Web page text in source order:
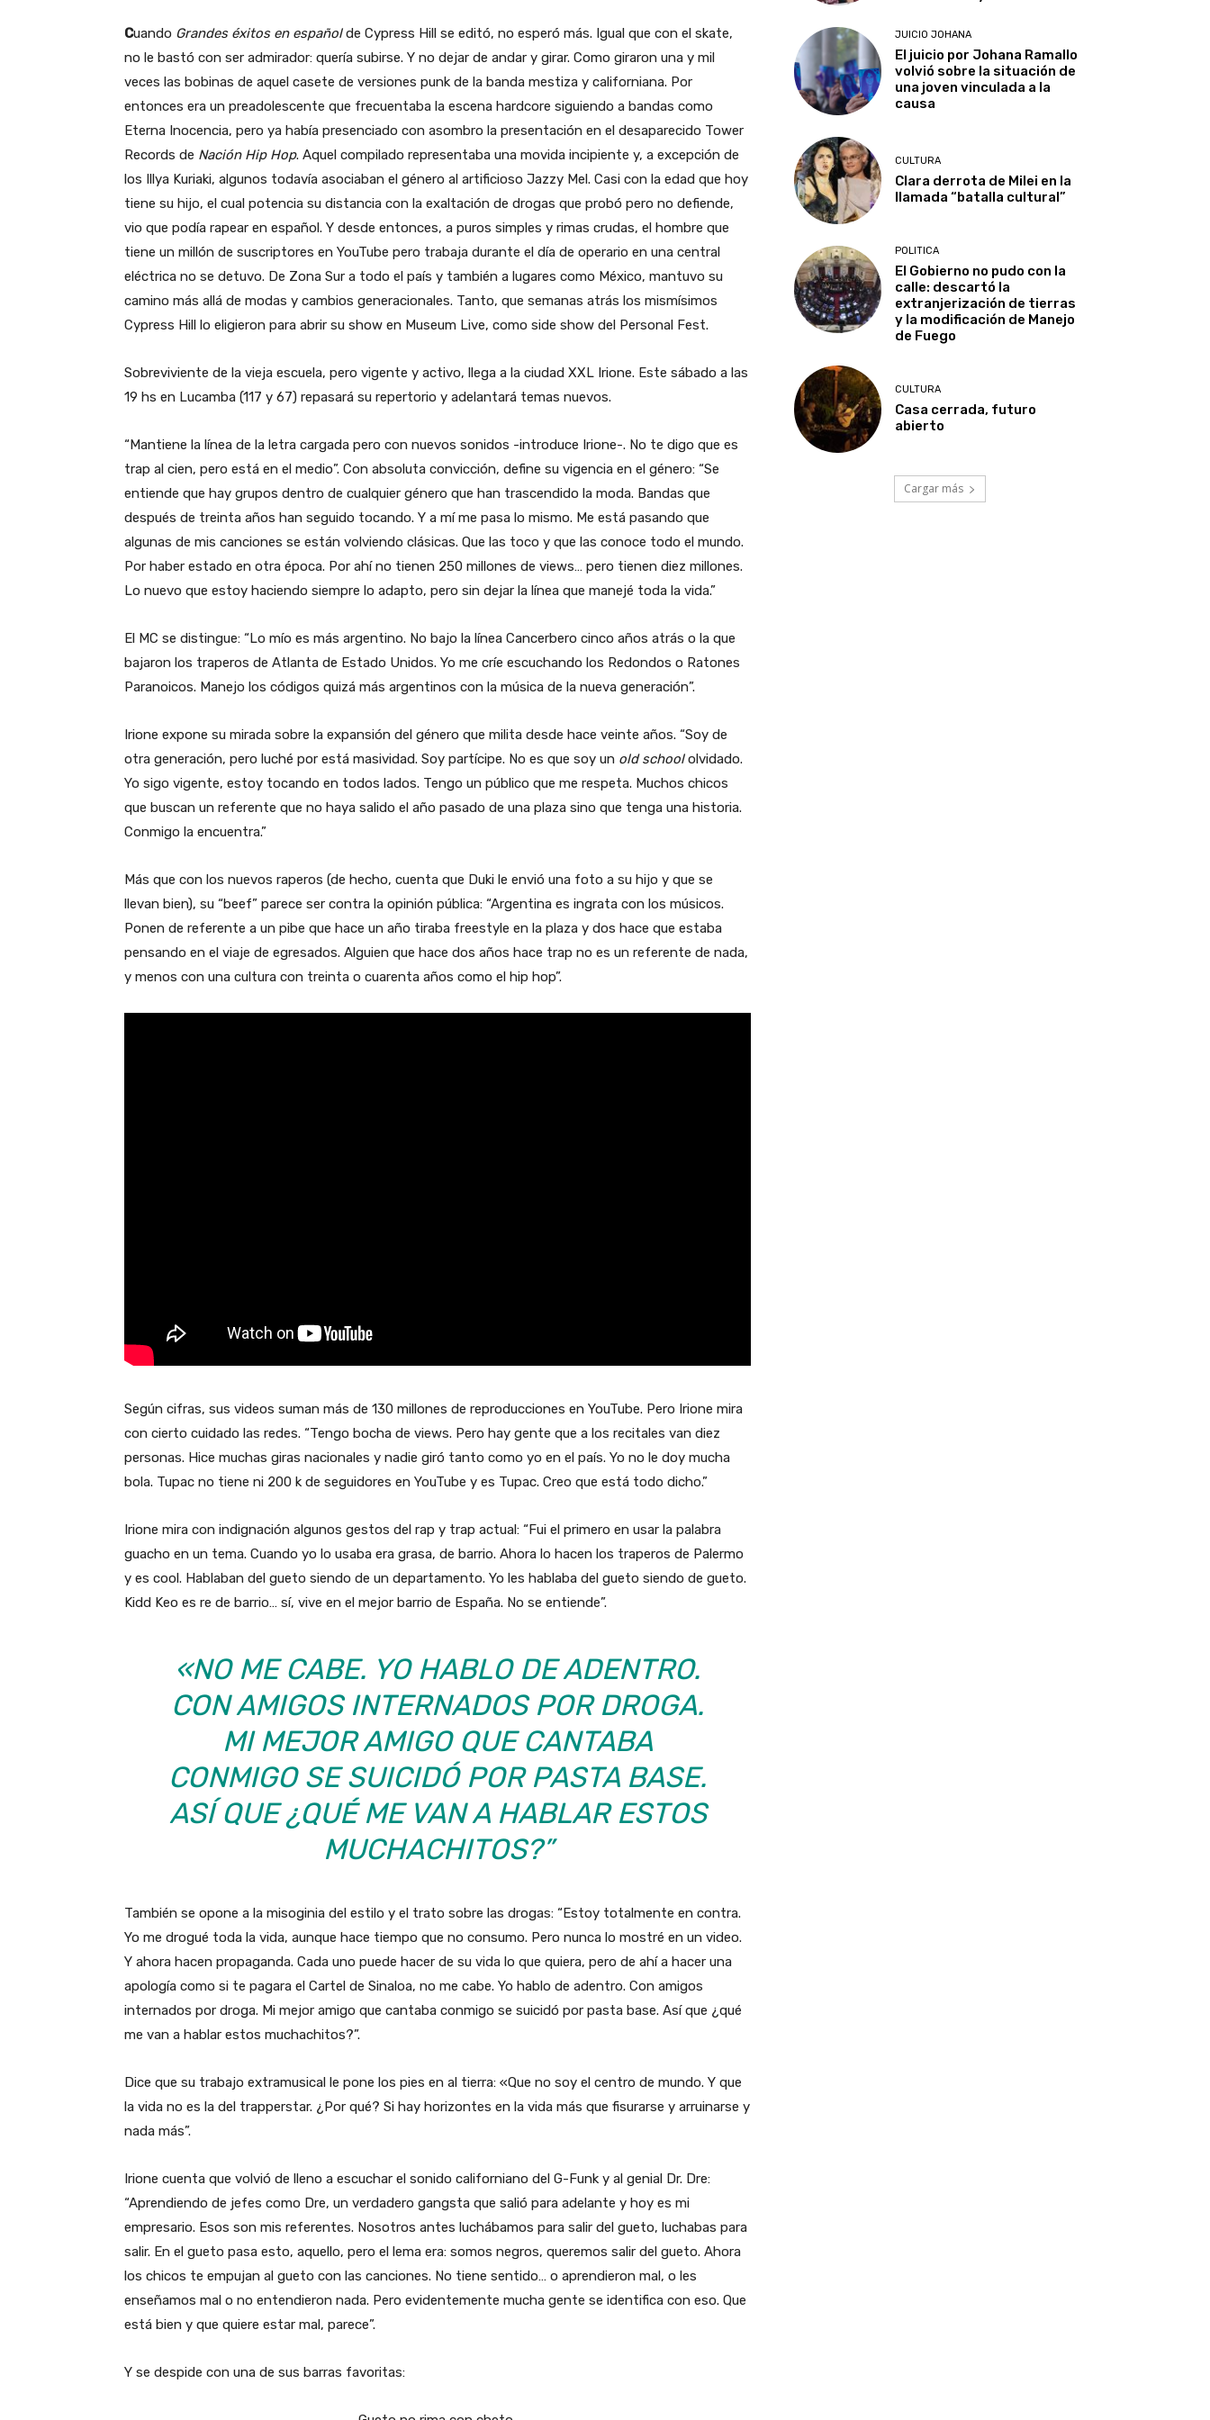
Cuando Grandes éxitos en españolde Cypress Hill se editó, no esperó más. Igual que con el skate,
no le bastó con ser admirador: quería subirse. Y no dejar de andar y girar. Como giraron una y mil
veces las bobinas de aquel casete de versiones punk de la banda mestiza y californiana. Por
entonces era un preadolescente que frecuentaba la escena hardcore siguiendo a bandas como
Eterna Inocencia, pero ya había presenciado con asombro la presentación en el desaparecido Tower
Records de Nación Hip Hop. Aquel compilado representaba una movida incipiente y, a excepción de
los Illya Kuriaki, algunos todavía asociaban el género al artificioso Jazzy Mel. Casi con la edad que hoy
tiene su hijo, el cual potencia su distancia con la exaltación de drogas que probó pero no defiende,
vio que podía rapear en español. Y desde entonces, a puros simples y rimas crudas, el hombre que
tiene un millón de suscriptores en YouTube pero trabaja durante el día de operario en una central
eléctrica no se detuvo. De Zona Sur a todo el país y también a lugares como México, mantuvo su
camino más allá de modas y cambios generacionales. Tanto, que semanas atrás los mismísimos
Cypress Hill lo eligieron para abrir su show en Museum Live, como side show del Personal Fest.
Sobreviviente de la vieja escuela, pero vigente y activo, llega a la ciudad XXL Irione. Este sábado a las
19 hs en Lucamba (117 y 67) repasará su repertorio y adelantará temas nuevos.
“Mantiene la línea de la letra cargada pero con nuevos sonidos -introduce Irione-. No te digo que es
trap al cien, pero está en el medio”. Con absoluta convicción, define su vigencia en el género: “Se
entiende que hay grupos dentro de cualquier género que han trascendido la moda. Bandas que
después de treinta años han seguido tocando. Y a mí me pasa lo mismo. Me está pasando que
algunas de mis canciones se están volviendo clásicas. Que las toco y que las conoce todo el mundo.
Por haber estado en otra época. Por ahí no tienen 250 millones de views… pero tienen diez millones.
Lo nuevo que estoy haciendo siempre lo adapto, pero sin dejar la línea que manejé toda la vida.”
El MC se distingue: “Lo mío es más argentino. No bajo la línea Cancerbero cinco años atrás o la que
bajaron los traperos de Atlanta de Estado Unidos. Yo me críe escuchando los Redondos o Ratones
Paranoicos. Manejo los códigos quizá más argentinos con la música de la nueva generación”.
Irione expone su mirada sobre la expansión del género que milita desde hace veinte años. “Soy de
otra generación, pero luché por está masividad. Soy partícipe. No es que soy un old schoololvidado.
Yo sigo vigente, estoy tocando en todos lados. Tengo un público que me respeta. Muchos chicos
que buscan un referente que no haya salido el año pasado de una plaza sino que tenga una historia.
Conmigo la encuentra.”
Más que con los nuevos raperos (de hecho, cuenta que Duki le envió una foto a su hijo y que se
llevan bien), su “beef” parece ser contra la opinión pública: “Argentina es ingrata con los músicos.
Ponen de referente a un pibe que hace un año tiraba freestyle en la plaza y dos hace que estaba
pensando en el viaje de egresados. Alguien que hace dos años hace trap no es un referente de nada,
y menos con una cultura con treinta o cuarenta años como el hip hop”.
Según cifras, sus videos suman más de 130 millones de reproducciones en YouTube. Pero Irione mira
con cierto cuidado las redes. “Tengo bocha de views. Pero hay gente que a los recitales van diez
personas. Hice muchas giras nacionales y nadie giró tanto como yo en el país. Yo no le doy mucha
bola. Tupac no tiene ni 200 k de seguidores en YouTube y es Tupac. Creo que está todo dicho.”
Irione mira con indignación algunos gestos del rap y trap actual: “Fui el primero en usar la palabra
guacho en un tema. Cuando yo lo usaba era grasa, de barrio. Ahora lo hacen los traperos de Palermo
y es cool. Hablaban del gueto siendo de un departamento. Yo les hablaba del gueto siendo de gueto.
Kidd Keo es re de barrio… sí, vive en el mejor barrio de España. No se entiende”.
«NO ME CABE. YO HABLO DE ADENTRO.
CON AMIGOS INTERNADOS POR DROGA.
MI MEJOR AMIGO QUE CANTABA
CONMIGO SE SUICIDÓ POR PASTA BASE.
ASÍ QUE ¿QUÉ ME VAN A HABLAR ESTOS
MUCHACHITOS?”
También se opone a la misoginia del estilo y el trato sobre las drogas: “Estoy totalmente en contra.
Yo me drogué toda la vida, aunque hace tiempo que no consumo. Pero nunca lo mostré en un video.
Y ahora hacen propaganda. Cada uno puede hacer de su vida lo que quiera, pero de ahí a hacer una
apología como si te pagara el Cartel de Sinaloa, no me cabe. Yo hablo de adentro. Con amigos
internados por droga. Mi mejor amigo que cantaba conmigo se suicidó por pasta base. Así que ¿qué
me van a hablar estos muchachitos?”.
Dice que su trabajo extramusical le pone los pies en al tierra: «Que no soy el centro de mundo. Y que
la vida no es la del trapperstar. ¿Por qué? Si hay horizontes en la vida más que fisurarse y arruinarse y
nada más”.
Irione cuenta que volvió de lleno a escuchar el sonido californiano del G-Funk y al genial Dr. Dre:
“Aprendiendo de jefes como Dre, un verdadero gangsta que salió para adelante y hoy es mi
empresario. Esos son mis referentes. Nosotros antes luchábamos para salir del gueto, luchabas para
salir. En el gueto pasa esto, aquello, pero el lema era: somos negros, queremos salir del gueto. Ahora
los chicos te empujan al gueto con las canciones. No tiene sentido… o aprendieron mal, o les
enseñamos mal o no entendieron nada. Pero evidentemente mucha gente se identifica con eso. Que
está bien y que quiere estar mal, parece”.
Y se despide con una de sus barras favoritas:
JUICIO JOHANA
El juicio por Johana Ramallo
volvió sobre la situación de
una joven vinculada a la
causa
CULTURA
Clara derrota de Milei en la
llamada “batalla cultural”
POLITICA
El Gobierno no pudo con la
calle: descartó la
extranjerización de tierras
y la modificación de Manejo
de Fuego
CULTURA
Casa cerrada, futuro
abierto
Cargar más